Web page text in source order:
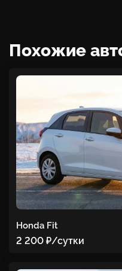
Похожие
Honda Fit
2 200 ₽/сутки